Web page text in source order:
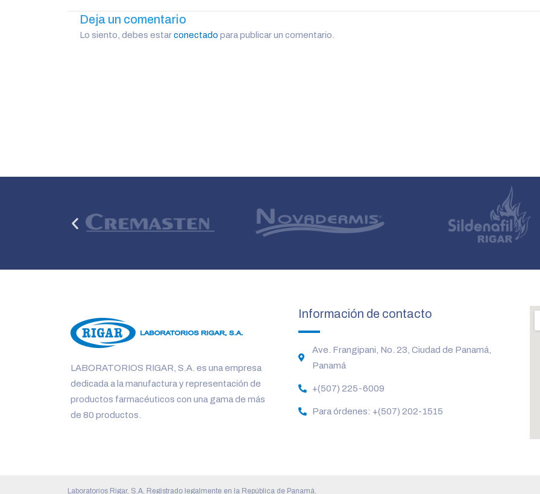
Deja un comentario
Lo siento, debes estarconectado para publicar un comentario.
Anterior
LABORATORIOS RIGAR, S.A. es una empresa
dedicada a la manufactura y representación de
productos farmacéuticos con una gama de más
de 80 productos.
Información de contacto
Ave. Frangipani, No. 23, Ciudad de Panamá,
Panamá
+(507) 225-6009
Para órdenes: +(507) 202-1515
Laboratorios Rigar, S.A. Registrado legalmente en la República de Panamá.